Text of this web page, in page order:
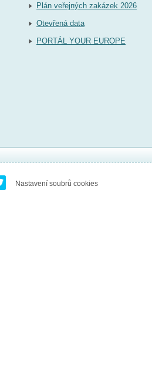
Plán veřejných zakázek 2026
Otevřená data
PORTÁL YOUR EUROPE
Nastavení soubrů cookies